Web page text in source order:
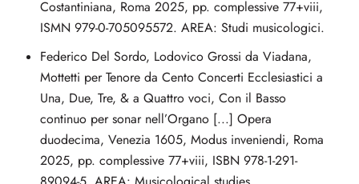
Costantiniana, Roma 2025, pp. complessive 77+viii,
ISMN 979-0-705095572. AREA: Studi musicologici.
Federico Del Sordo, Lodovico Grossi da Viadana,
Mottetti per Tenore da Cento Concerti Ecclesiastici a
Una, Due, Tre, & a Quattro voci, Con il Basso
continuo per sonar nell’Organo [...] Opera
duodecima, Venezia 1605, Modus inveniendi, Roma
2025, pp. complessive 77+viii, ISBN 978-1-291-